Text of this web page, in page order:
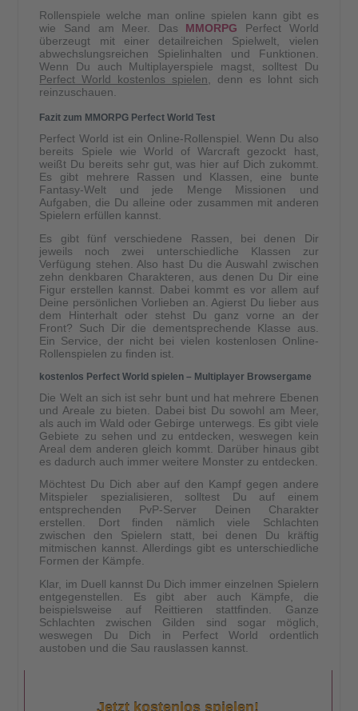
Rollenspiele welche man online spielen kann gibt es
wie Sand am Meer. Das MMORPG Perfect World
überzeugt mit einer detailreichen Spielwelt, vielen
abwechslungsreichen Spielinhalten und Funktionen.
Wenn Du auch Multiplayerspiele magst, solltest Du
Perfect World kostenlos spielen , denn es lohnt sich
reinzuschauen.
Fazit zum MMORPG Perfect World Test
Perfect World ist ein Online-Rollenspiel. Wenn Du also
bereits Spiele wie World of Warcraft gezockt hast,
weißt Du bereits sehr gut, was hier auf Dich zukommt.
Es gibt mehrere Rassen und Klassen, eine bunte
Fantasy-Welt und jede Menge Missionen und
Aufgaben, die Du alleine oder zusammen mit anderen
Spielern erfüllen kannst.
Es gibt fünf verschiedene Rassen, bei denen Dir
jeweils noch zwei unterschiedliche Klassen zur
Verfügung stehen. Also hast Du die Auswahl zwischen
zehn denkbaren Charakteren, aus denen Du Dir eine
Figur erstellen kannst. Dabei kommt es vor allem auf
Deine persönlichen Vorlieben an. Agierst Du lieber aus
dem Hinterhalt oder stehst Du ganz vorne an der
Front? Such Dir die dementsprechende Klasse aus.
Ein Service, der nicht bei vielen kostenlosen Online-
Rollenspielen zu finden ist.
kostenlos Perfect World spielen – Multiplayer Browsergame
Die Welt an sich ist sehr bunt und hat mehrere Ebenen
und Areale zu bieten. Dabei bist Du sowohl am Meer,
als auch im Wald oder Gebirge unterwegs. Es gibt viele
Gebiete zu sehen und zu entdecken, weswegen kein
Areal dem anderen gleich kommt. Darüber hinaus gibt
es dadurch auch immer weitere Monster zu entdecken.
Möchtest Du Dich aber auf den Kampf gegen andere
Mitspieler spezialisieren, solltest Du auf einem
entsprechenden PvP-Server Deinen Charakter
erstellen. Dort finden nämlich viele Schlachten
zwischen den Spielern statt, bei denen Du kräftig
mitmischen kannst. Allerdings gibt es unterschiedliche
Formen der Kämpfe.
Klar, im Duell kannst Du Dich immer einzelnen Spielern
entgegenstellen. Es gibt aber auch Kämpfe, die
beispielsweise auf Reittieren stattfinden. Ganze
Schlachten zwischen Gilden sind sogar möglich,
weswegen Du Dich in Perfect World ordentlich
austoben und die Sau rauslassen kannst.
Jetzt kostenlos spielen!